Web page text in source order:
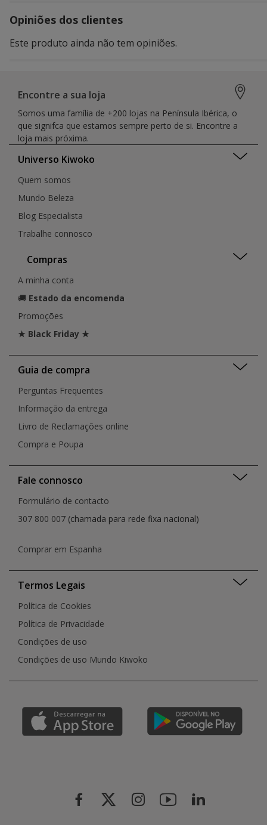
Opiniões dos clientes
Este produto ainda não tem opiniões.
Encontre a sua loja
Somos uma família de +200 lojas na Península Ibérica, o
que signifca que estamos sempre perto de si. Encontre a
loja mais próxima.
Universo Kiwoko
Quem somos
Mundo Beleza
Blog Especialista
Trabalhe connosco
Compras
A minha conta
🚚 Estado da encomenda
Promoções
★ Black Friday ★
Guia de compra
Perguntas Frequentes
Informação da entrega
Livro de Reclamações online
Compra e Poupa
Fale connosco
Formulário de contacto
307 800 007 (chamada para rede fixa nacional)
Comprar em Espanha
Termos Legais
Política de Cookies
Política de Privacidade
Condições de uso
Condições de uso Mundo Kiwoko